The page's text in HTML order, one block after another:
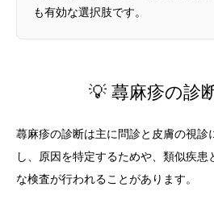
も有効な選択肢です。
💡 蕁麻疹の診
蕁麻疹の診断は主に問診と皮膚の視診
し、原因を特定するためや、類似疾患
な検査が行われることがあります。